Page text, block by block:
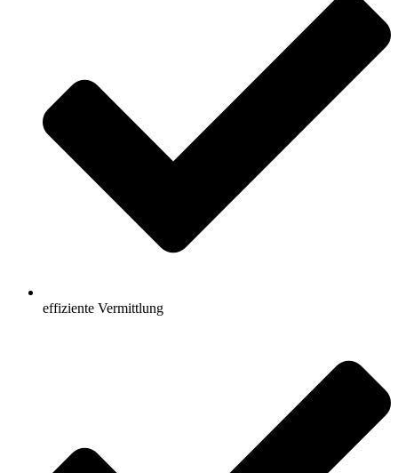
effiziente Vermittlung